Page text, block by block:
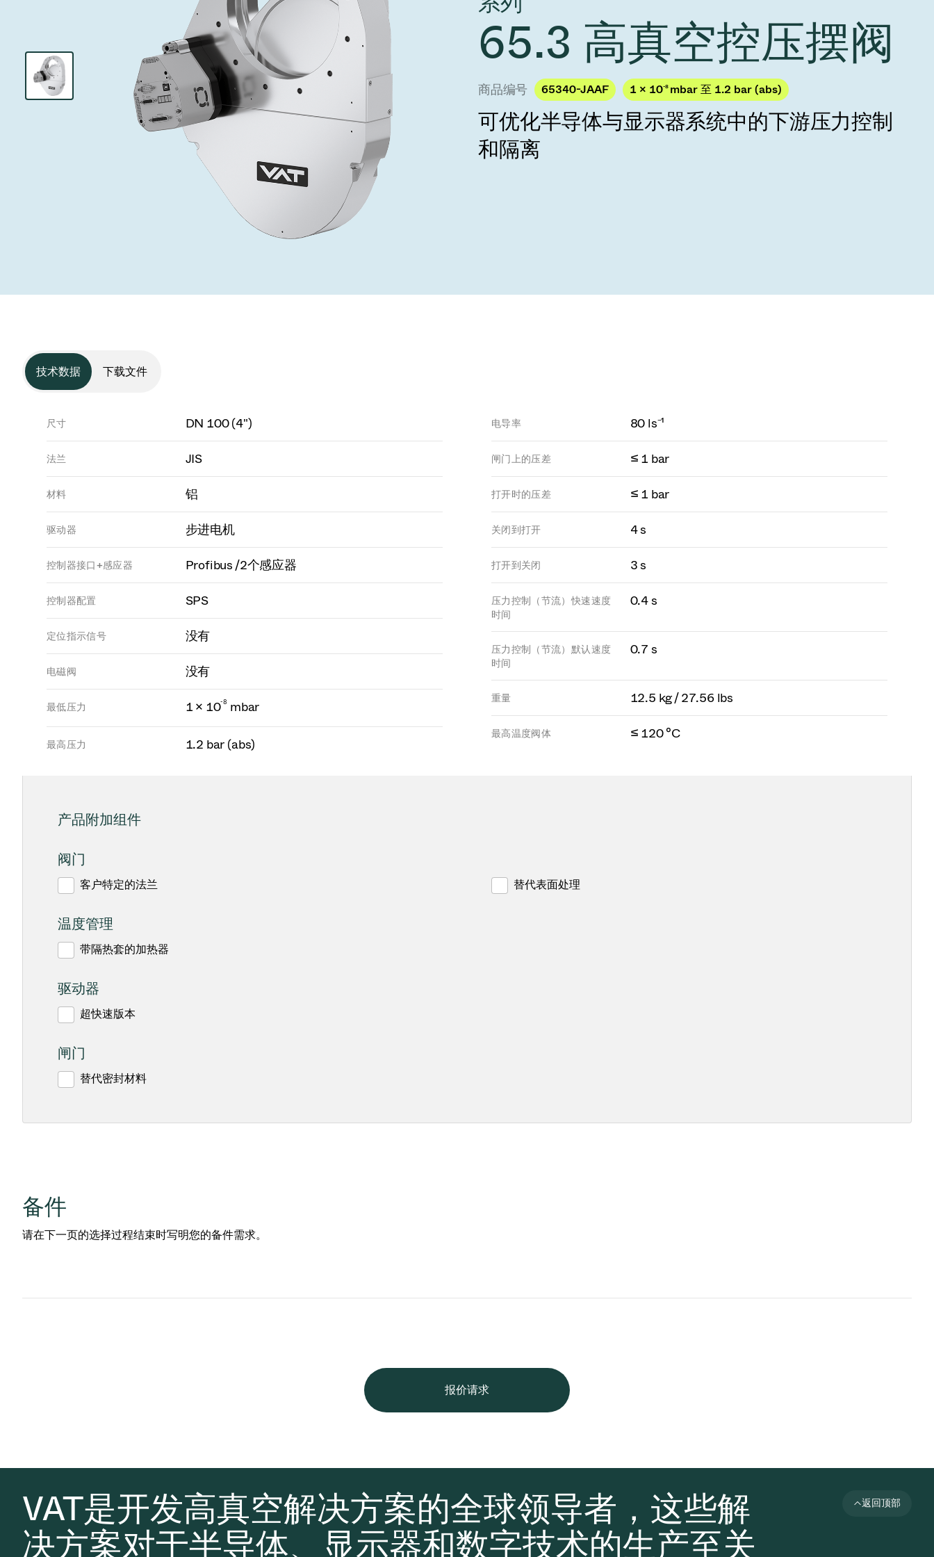
Semicon Taiwan 2026
year 2026 Results
Ad hoc announcement pursuant to Art. 53
LR
Ad hoc announcement pursuant to Art. 53
LR
泄压/排气阀
气体计量/漏气阀
3位置真空阀
真空止回阀
快关 / 束流阻挡器阀
真空传输阀
离子植入术
化学气相沉积
OLED喷墨打印
半导体无尘系统
真空干燥
真空灭菌
药品冷冻干燥
研究
您的应用
Analyst coverage
Contact for investors
News services
供应链管理
65.3 高真空控压摆阀
商品编号 65340-JAAF 1 × 10-8 mbar 至 1.2 bar (abs)
可优化半导体与显示器系统中的下游压力控制
和隔离
技术数据 下载文件
尺寸 DN 100 (4")
法兰 JIS
材料 铝
驱动器 步进电机
控制器接口+感应器 Profibus /2个感应器
控制器配置 SPS
定位指示信号 没有
电磁阀 没有
最低压力 1 × 10-8 mbar
最高压力 1.2 bar (abs)
电导率 80 ls⁻¹
闸门上的压差 ≤ 1 bar
打开时的压差 ≤ 1 bar
关闭到打开 4 s
打开到关闭 3 s
压力控制（节流）快速速度
时间
0.4 s
压力控制（节流）默认速度
时间
0.7 s
重量 12.5 kg / 27.56 lbs
最高温度阀体 ≤ 120 °C
产品附加组件
阀门
客户特定的法兰 替代表面处理
温度管理
带隔热套的加热器
驱动器
超快速版本
闸门
替代密封材料
备件
请在下一页的选择过程结束时写明您的备件需求。
报价请求
VAT是开发高真空解决方案的全球领导者，这些解
决方案对于半导体、显示器和数字技术的生产至关
返回顶部